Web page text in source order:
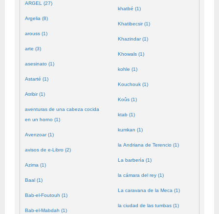
ARGEL (27)
Argelia (8)
arouss (1)
arte (3)
asesinato (1)
Astarté (1)
Atribir (1)
aventuras de una cabeza cocida
en un horno (1)
Avenzoar (1)
avisos de e-Libro (2)
Azima (1)
Baal (1)
Bab-el-Foutouh (1)
Bab-el-Mabdah (1)
khatbé (1)
Khatibecsir (1)
Khazindar (1)
Khowals (1)
kohle (1)
Kouchouk (1)
Koûs (1)
ktab (1)
kumkan (1)
la Andriana de Terencio (1)
La barbería (1)
la cámara del rey (1)
La caravana de la Meca (1)
la ciudad de las tumbas (1)